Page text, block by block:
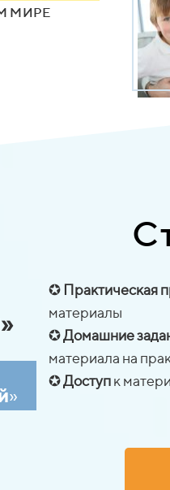
МИРЕ
»
✪ Практическая
материалы
✪Домашние
материала на
✪Доступк